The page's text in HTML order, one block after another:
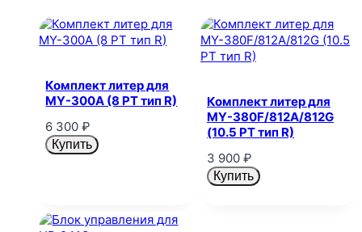
Комплект литер для
MY-300A (8 PT тип R)
6 300₽
Купить
Комплект литер для
MY-380F/812A/812G
(10.5 PT тип R)
3 900 ₽
Купить